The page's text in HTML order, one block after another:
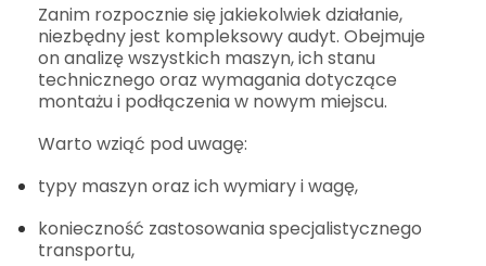
Zanim rozpocznie się jakiekolwiek działanie,
niezbędny jest kompleksowy audyt. Obejmuje
on analizę wszystkich maszyn, ich stanu
technicznego oraz wymagania dotyczące
montażu i podłączenia w nowym miejscu.
Warto wziąć pod uwagę:
typy maszyn oraz ich wymiary i wagę,
konieczność zastosowania specjalistycznego
transportu,